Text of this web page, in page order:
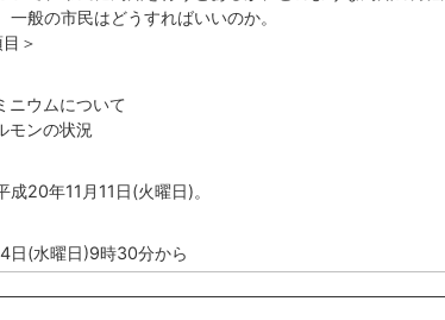
般の市民はどうすればいいのか。
＞
ニウムについて
モンの状況
20年11月11日(火曜日)。
日(水曜日)9時30分から